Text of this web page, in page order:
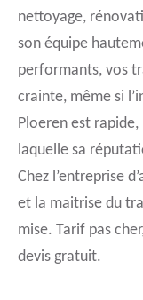
nettoyage,
son équipe
performants, vos
crainte, même si
Ploeren est
laquelle sa
Chez l’entreprise
et la maitrise du
mise. Tarif pas
devis gratuit.